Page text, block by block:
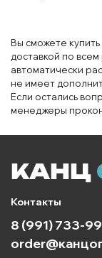
Вы сможете
доставкой по
автоматически
не имеет
Если остались
менеджеры
Контакты
8 (991) 733-